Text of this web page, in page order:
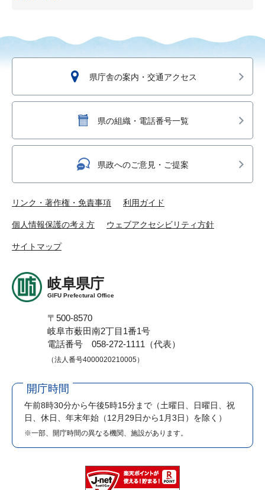
県庁舎の案内・交通アクセス
県の組織・電話番号一覧
県政へのご意見・ご提案
リンク・著作権・免責事項 利用ガイド
個人情報保護の考え方 ウェブアクセシビリティ方針
サイトマップ
岐阜県庁
GIFU Prefectural Office
〒500-8570
岐阜市薮田南2丁目1番1号
電話番号 058-272-1111（代表）
（法人番号4000020210005）
開庁時間
午前8時30分から午後5時15分まで （土曜日、日曜日、祝
日、休日、年末年始（12月29日から1月3日）を除く）
※一部、開庁時間の異なる機関、施設があります。